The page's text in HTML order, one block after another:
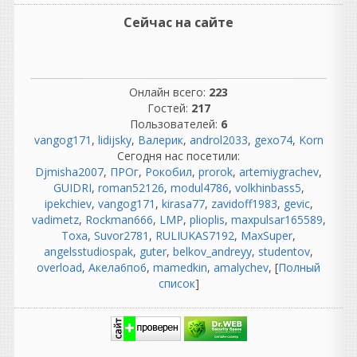
вылечено-развод. А тупо не
долом. .Поспешная раздача
написал 08.08.2026 в22:34
У меня уже мозг ломается
как безопасно и правильно
поставить эту
виртуалкуWINDOWS XP..
Много говорится что
надо типадиск
форматнуть перед
установкой . Оно мне адо.
Когда уже стоит 10 про с
даными. ТУт больше
Сейчас на сайте
Онлайн всего: 223
Гостей: 217
Пользователей: 6
vangog171 , lidijsky, Валерик, androl2033, gexo74, Korn
Сегодня нас посетили:
Djmisha2007, ПРОг, Рокобил, prorok, artemiygrachev,
GUIDRI, roman52126, modul4786, volkhinbass5,
ipekchiev, vangog171 , kirasa77, zavidoff1983, gevic,
vadimetz, Rockman666, LMP, plioplis, maxpulsar165589,
Тоха, Suvor2781 , RULIUKAS7192, MaxSuper,
angelsstudiospak, guter, belkov_andreyy, studentov,
overload, Акела6по6, mamedkin, amalychev, [Полный
список]